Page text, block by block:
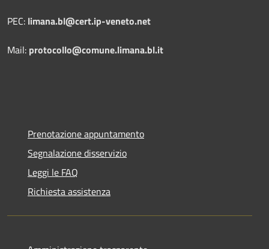
PEC: limana.bl@cert.ip-veneto.net
Mail: protocollo@comune.limana.bl.it
Prenotazione appuntamento
Segnalazione disservizio
Leggi le FAQ
Richiesta assistenza